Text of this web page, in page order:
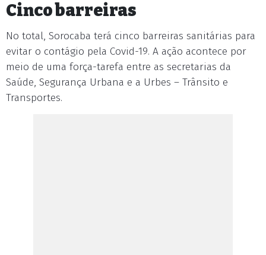
Cinco barreiras
No total, Sorocaba terá cinco barreiras sanitárias para
evitar o contágio pela Covid-19. A ação acontece por
meio de uma força-tarefa entre as secretarias da
Saúde, Segurança Urbana e a Urbes – Trânsito e
Transportes.